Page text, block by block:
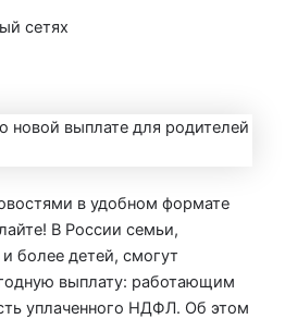
сетях
в удобном формате
В России семьи,
более детей, смогут
выплату: работающим
уплаченного НДФЛ. Об этом